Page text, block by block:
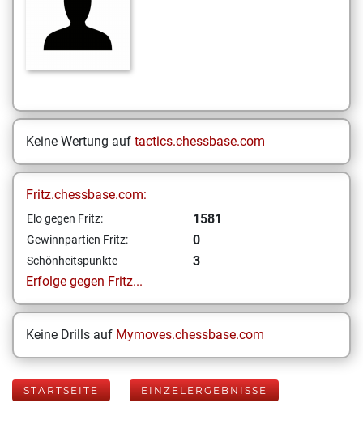
Keine Wertung auf tactics.chessbase.com
Fritz.chessbase.com:
Elo gegen Fritz: 1581
Gewinnpartien Fritz: 0
Schönheitspunkte
3
Erfolge gegen Fritz...
Keine Drills auf Mymoves.chessbase.com
STARTSEITE EINZELERGEBNISSE